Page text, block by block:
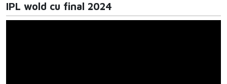
IPL wold cu final 2024